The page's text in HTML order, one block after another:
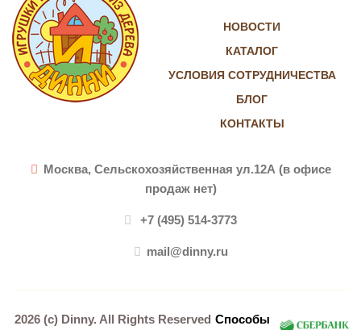
НОВОСТИ
КАТАЛОГ
УСЛОВИЯ СОТРУДНИЧЕСТВА
БЛОГ
КОНТАКТЫ
VkontakteInstagram
Москва, Сельскохозяйственная ул.12А (в офисе
продаж нет)
+7 (495) 514-3773
mail@dinny.ru
2026 (c) Dinny. All Rights Reserved Способы